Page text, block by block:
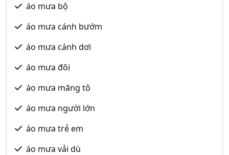
áo mưa bộ
áo mưa cánh bướm
áo mưa cánh dơi
áo mưa đôi
áo mưa măng tô
áo mưa người lớn
áo mưa trẻ em
áo mưa vải dù